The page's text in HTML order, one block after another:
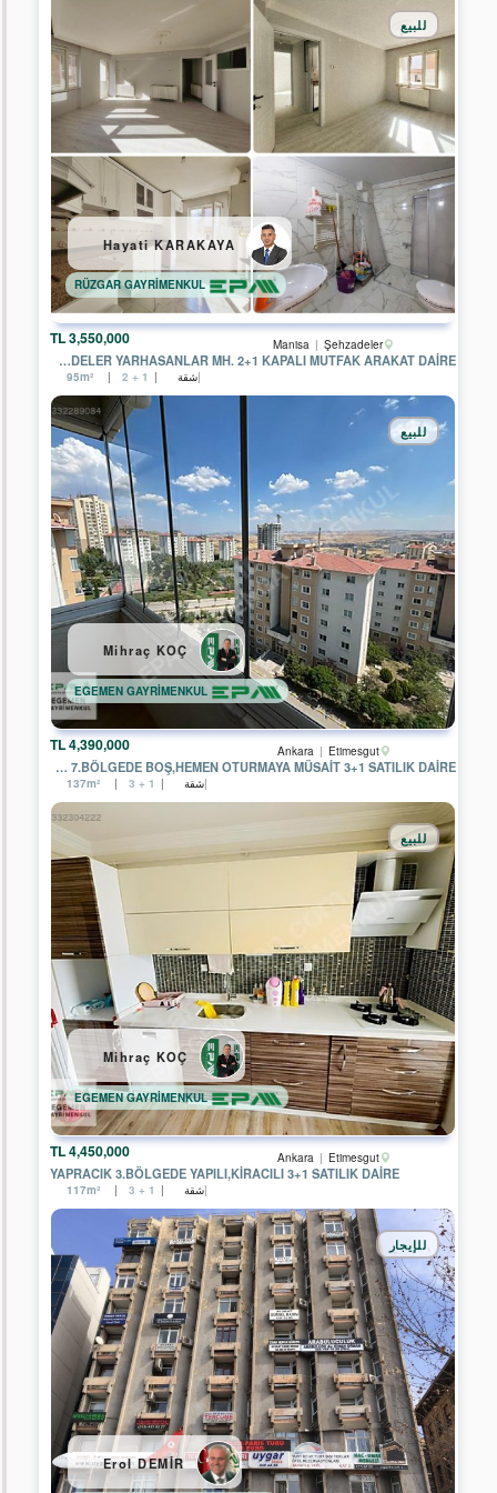
مخصصة
للصناعه
فقط
أرض
أرض
متجر
شقة
مستودع
الشركات
EPA
YAŞAMKENT
EPA
ÇANKAYA
TEMSİLCİLİĞİ
EPA
ÜMİTKÖY
TEMSİLCİLİĞİ
EPA
ÇAYYOLU
TEMSİLCİLİĞİ
EPA
ERYAMAN
TEMSİLCİLİĞİ
EPA
GENEL
MÜDÜRLÜK
EPA
A.Ş.
CENGİZ
EREN
EMLAK
EPA
İSTANBUL
ULUS
TEMSİLCİLİĞİ
EPA
GÖLBAŞI
TEMSİLCİLİĞİ
EPA
BODRUM
YALIKAVAK
TEMSİLCİLİĞİ
EPA
İZMİR
CADDE
TEMSİLCİLİĞİ
BÖLGESİ
MERKEZ
OFİSİ
DATÇA
TEMSİLCİLİĞİ
EPA
ADA
GAYRİMENKUL
EPA
3,550,000 TL Manisa Şehzadeler
MANISA ŞEHZADELER YARHASANLAR MH. 2+1 KAPALI MUTFAK ARAKAT DAIRE
للبيع
شقة 95m² 2 + 1
RÜZGAR GAYRİMENKUL
Hayati KARAKAYA
4,390,000 TL Ankara Etimesgut
YAPRACIK 7.BÖLGEDE BOŞ,HEMEN OTURMAYA MÜSAİT 3+1 SATILIK DAİRE
للبيع
شقة 137m² 3 + 1
Mihraç KOÇ
4,450,000 TL Ankara Etimesgut
YAPRACIK 3.BÖLGEDE YAPILI,KİRACILI 3+1 SATILIK DAİRE
للبيع
شقة 117m² 3 + 1
EGEMEN GAYRİMENKUL
Mihraç KOÇ
للإيجار
Erol DEMİR